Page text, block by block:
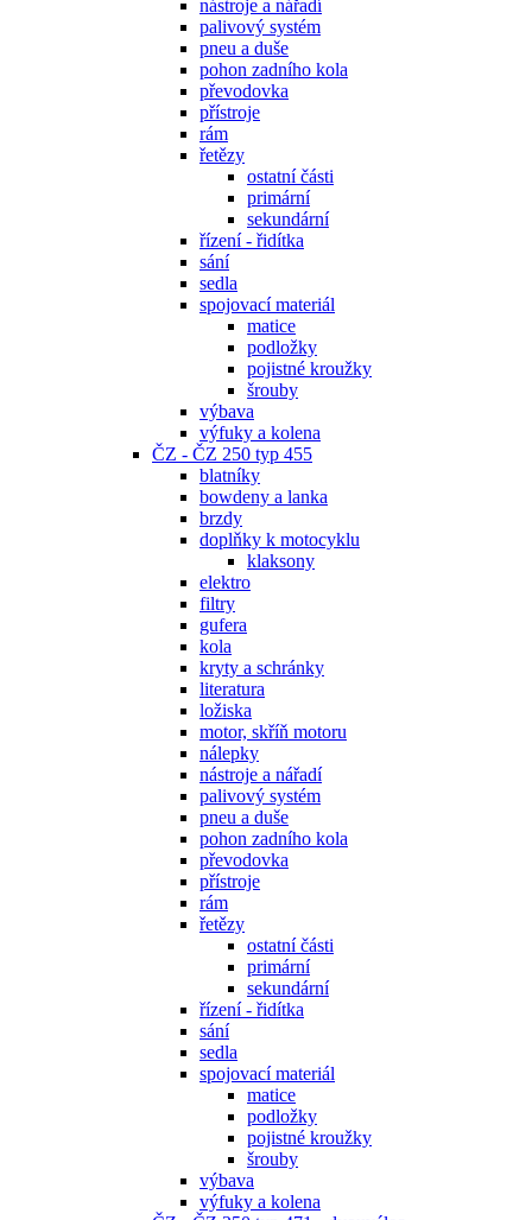
nástroje a nářadí
palivový systém
pneu a duše
pohon zadního kola
převodovka
přístroje
rám
řetězy
ostatní části
primární
sekundární
řízení - řidítka
sání
sedla
spojovací materiál
matice
podložky
pojistné kroužky
šrouby
výbava
výfuky a kolena
ČZ - ČZ 250 typ 455
blatníky
bowdeny a lanka
brzdy
doplňky k motocyklu
klaksony
elektro
filtry
gufera
kola
kryty a schránky
literatura
ložiska
motor, skříň motoru
nálepky
nástroje a nářadí
palivový systém
pneu a duše
pohon zadního kola
převodovka
přístroje
rám
řetězy
ostatní části
primární
sekundární
řízení - řidítka
sání
sedla
spojovací materiál
matice
podložky
pojistné kroužky
šrouby
výbava
výfuky a kolena